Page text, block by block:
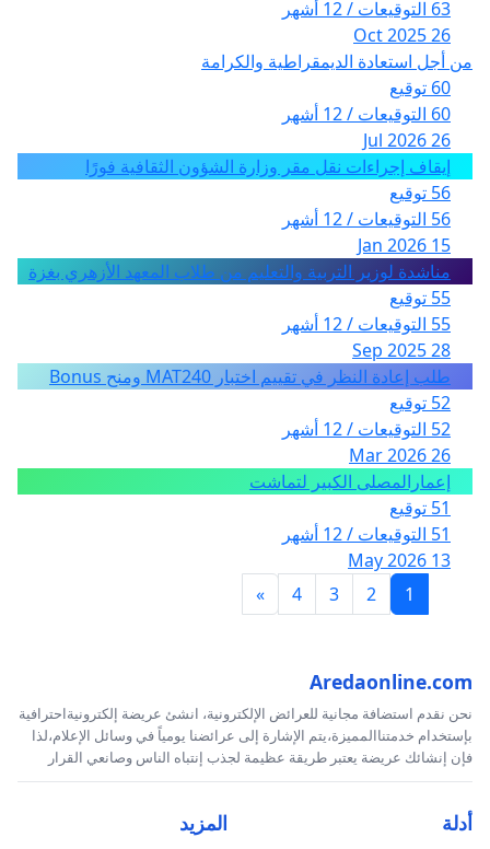
63 التوقيعات / 12 أشهر
26 Oct 2025
من أجل استعادة الديمقراطية والكرامة
60 توقيع
60 التوقيعات / 12 أشهر
26 Jul 2026
إيقاف إجراءات نقل مقر وزارة الشؤون الثقافية فورًا
56 توقيع
56 التوقيعات / 12 أشهر
15 Jan 2026
مناشدة لوزير التربية والتعليم من طلاب المعهد الأزهري بغزة
55 توقيع
55 التوقيعات / 12 أشهر
28 Sep 2025
طلب إعادة النظر في تقييم اختبار MAT240 ومنح Bonus
52 توقيع
52 التوقيعات / 12 أشهر
26 Mar 2026
إعمارالمصلى الكبير لتماشت
51 توقيع
51 التوقيعات / 12 أشهر
13 May 2026
1
2
3
4
»
Aredaonline.com
نحن نقدم استضافة مجانية للعرائض الإلكترونية، انشئ عريضة إلكترونيةاحترافية
بإستخدام خدمتناالمميزة،يتم الإشارة إلى عرائضنا يومياً في وسائل الإعلام،لذا
فإن إنشائك عريضة يعتبر طريقة عظيمة لجذب إنتباه الناس وصانعي القرار
أدلة المزيد